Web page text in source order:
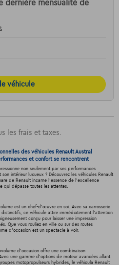
dernière mensualité de
véhicule
les frais et taxes.
des véhicules Renault Austral
et confort se rencontrent
non seulement par ses performances
intérieur luxueux ? Découvrez les véhicules Renault
de Renault incarne l'essence de l'excellence
qui dépasse toutes les attentes.
est un chef-d'œuvre en soi. Avec sa carrosserie
distinctifs, ce véhicule attire immédiatement l'attention
conçu pour laisser une impression
Que vous rouliez en ville ou sur des routes
d'occasion est un spectacle à voir.
d'occasion offre une combinaison
une gamme d'options de moteur avancées allant
motopropulseurs hybrides, le véhicula Renault